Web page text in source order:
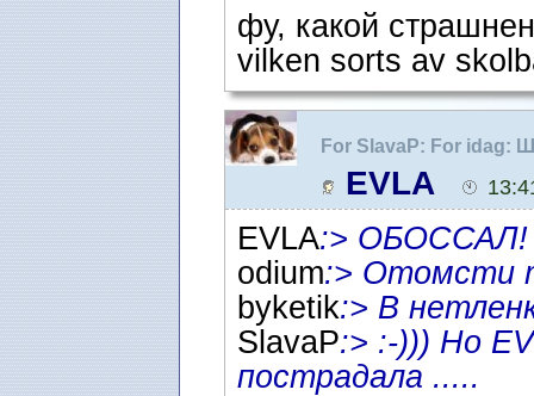
фу, какой
vilken sorts av
For SlavaP: For idag:
жучки ...
EVLA
EVLA:> ОБОССАЛ!
odium:> Отомсти
byketik:> В
SlavaP:> :-))) Но
пострадала .....